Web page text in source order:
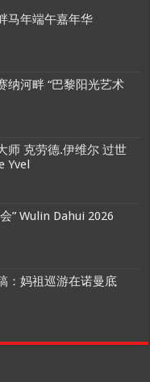
马年端午嘉年华
纳河畔 “巴黎阳光艺术
师 克劳德.伊维尔 过世
Yvel
” Wulin Dahui 2026
：妈祖巡游在诺曼底